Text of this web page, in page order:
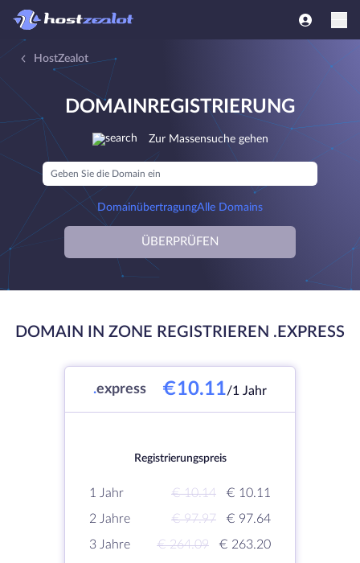
HostZealot
DOMAINREGISTRIERUNG
Zur Massensuche gehen
DomainübertragungAlle Domains
ÜBERPRÜFEN
DOMAIN IN ZONE REGISTRIEREN .EXPRESS
.express €10.11/1 Jahr
Registrierungspreis
1 Jahr € 10.14
€ 10.11
2 Jahre
€ 97.97
€ 97.64
3 Jahre
€ 264.09
€ 263.20